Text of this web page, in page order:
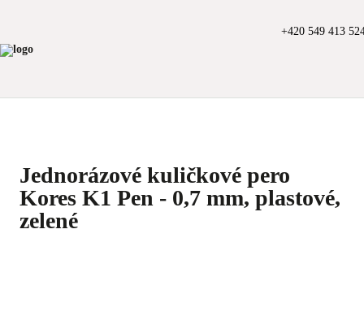
+420 549 413
Jednorázové kuličkové pero
Kores K1 Pen - 0,7 mm, plastové,
zelené